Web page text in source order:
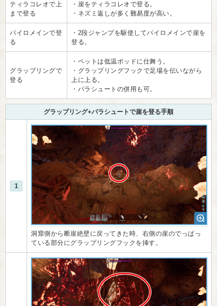
ティラコレオで上
まで登る
・崖をティラコレオで登る。
・ネズミ返しが多く難易度が高い。
パイロメインで登
る
・2段ジャンプを駆使してパイロメインで崖を
登る。
グラップリングで
登る
・ペットは低温ポッドに仕舞う。
・グラップリングフックで足場を伝いながら
上に上る。
・パラシュートの併用も可。
グラップリング+パラシュートで崖を登る手順
1
洞窟側から断崖絶壁に戻ってきた時、右側の崖のでっぱっ
ている部分にグラップリングフックを挿す。